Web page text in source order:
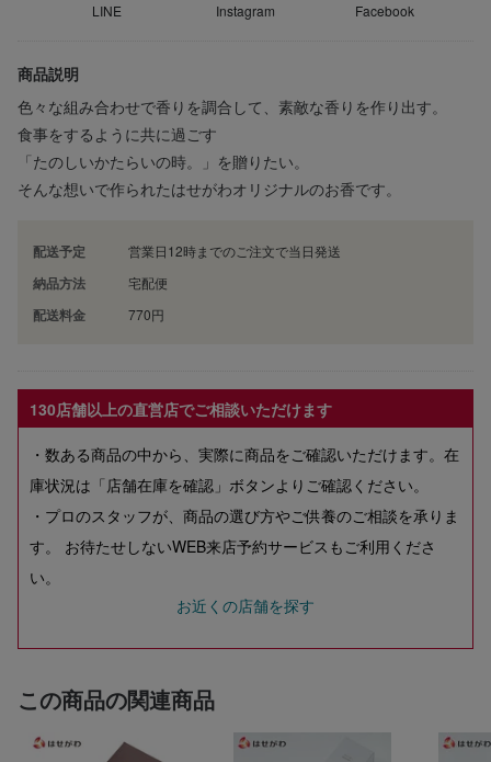
LINE Instagram Facebook
商品説明
色々な組み合わせで香りを調合して、素敵な香りを作り出す。
食事をするように共に過ごす
「たのしいかたらいの時。」を贈りたい。
そんな想いで作られたはせがわオリジナルのお香です。
配送予定 営業日12時までのご注文で当日発送
納品方法 宅配便
配送料金 770円
130店舗以上の直営店でご相談いただけます
・数ある商品の中から、実際に商品をご確認いただけます。在
庫状況は「店舗在庫を確認」ボタンよりご確認ください。
・プロのスタッフが、商品の選び方やご供養のご相談を承りま
す。 お待たせしないWEB来店予約サービスもご利用くださ
い。
お近くの店舗を探す
この商品の関連商品